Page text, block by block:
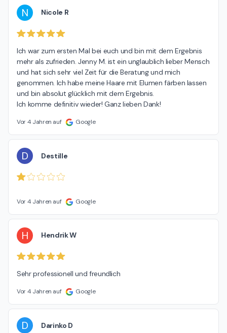
N Nicole R
Ich war zum ersten Mal bei euch und bin mit dem Ergebnis
mehr als zufrieden. Jenny M. ist ein unglaublich lieber Mensch
und hat sich sehr viel Zeit für die Beratung und mich
genommen. Ich habe meine Haare mit Elumen färben lassen
und bin absolut glücklich mit dem Ergebnis.
Ich komme definitiv wieder! Ganz lieben Dank!
Vor 4 Jahren auf Google
D Destille
Vor 4 Jahren auf Google
H Hendrik W
Sehr professionell und freundlich
Vor 4 Jahren auf Google
D Darinko D